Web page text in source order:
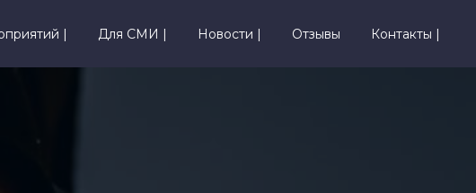
| Для СМИ | Новости | Отзывы Контакты |